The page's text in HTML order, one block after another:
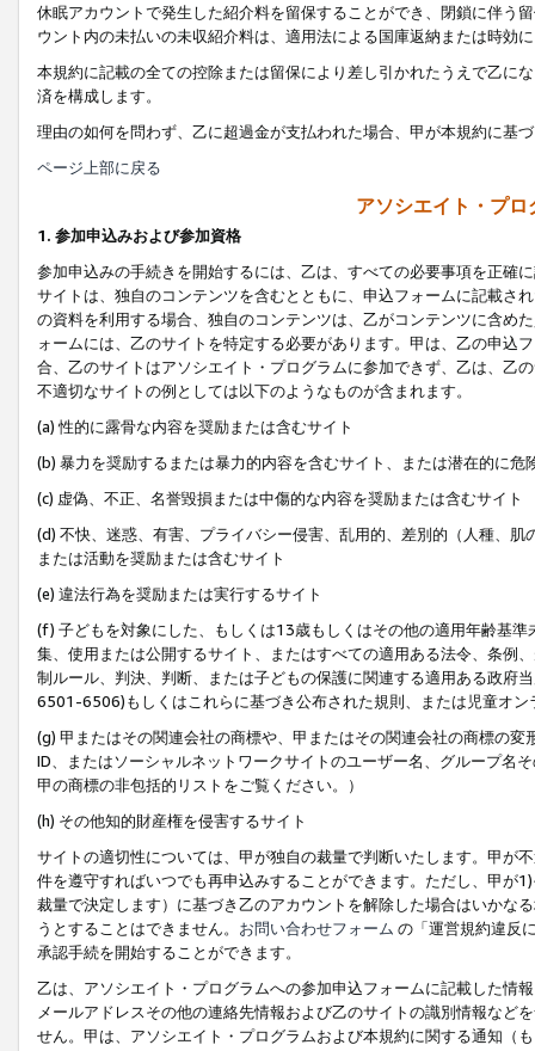
休眠アカウントで発生した紹介料を留保することができ、閉鎖に伴う
ウント内の未払いの未収紹介料は、適用法による国庫返納または時効
本規約に記載の全ての控除または留保により差し引かれたうえで乙に
済を構成します。
理由の如何を問わず、乙に超過金が支払われた場合、甲が本規約に基
ページ上部に戻る
アソシエイト・プ
1. 参加申込みおよび参加資格
参加申込みの手続きを開始するには、乙は、すべての必要事項を正確
サイトは、独自のコンテンツを含むとともに、申込フォームに記載さ
の資料を利用する場合、独自のコンテンツは、乙がコンテンツに含め
ォームには、乙のサイトを特定する必要があります。甲は、乙の申込
合、乙のサイトはアソシエイト・プログラムに参加できず、乙は、乙
不適切なサイトの例としては以下のようなものが含まれます。
(a) 性的に露骨な内容を奨励または含むサイト
(b) 暴力を奨励するまたは暴力的内容を含むサイト、または潜在的に
(c) 虚偽、不正、名誉毀損または中傷的な内容を奨励または含むサイト
(d) 不快、迷惑、有害、プライバシー侵害、乱用的、差別的（人種、
または活動を奨励または含むサイト
(e) 違法行為を奨励または実行するサイト
(f) 子どもを対象にした、もしくは13歳もしくはその他の適用年齢基
集、使用または公開するサイト、またはすべての適用ある法令、条例
制ルール、判決、判断、または子どもの保護に関連する適用ある政府
6501-6506)もしくはこれらに基づき公布された規則、または児童オン
(g) 甲またはその関連会社の商標や、甲またはその関連会社の商標の
ID、またはソーシャルネットワークサイトのユーザー名、グループ名
甲の商標の非包括的リストをご覧ください。）
(h) その他知的財産権を侵害するサイト
サイトの適切性については、甲が独自の裁量で判断いたします。甲が
件を遵守すればいつでも再申込みすることができます。ただし、甲が
裁量で決定します）に基づき乙のアカウントを解除した場合はいかな
うとすることはできません。 お問い合わせフォーム の「運営規約違反
承認手続を開始することができます。
乙は、アソシエイト・プログラムへの参加申込フォームに記載した情
メールアドレスその他の連絡先情報および乙のサイトの識別情報など
せん。甲は、アソシエイト・プログラムおよび本規約に関する通知（